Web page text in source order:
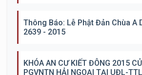
Thông Báo: Lễ Phật Đản Chùa A
2639 - 2015
KHÓA AN CƯ KIẾT ĐÔNG 2015
PGVNTN HẢI NGOẠI TẠI UĐL-TTL